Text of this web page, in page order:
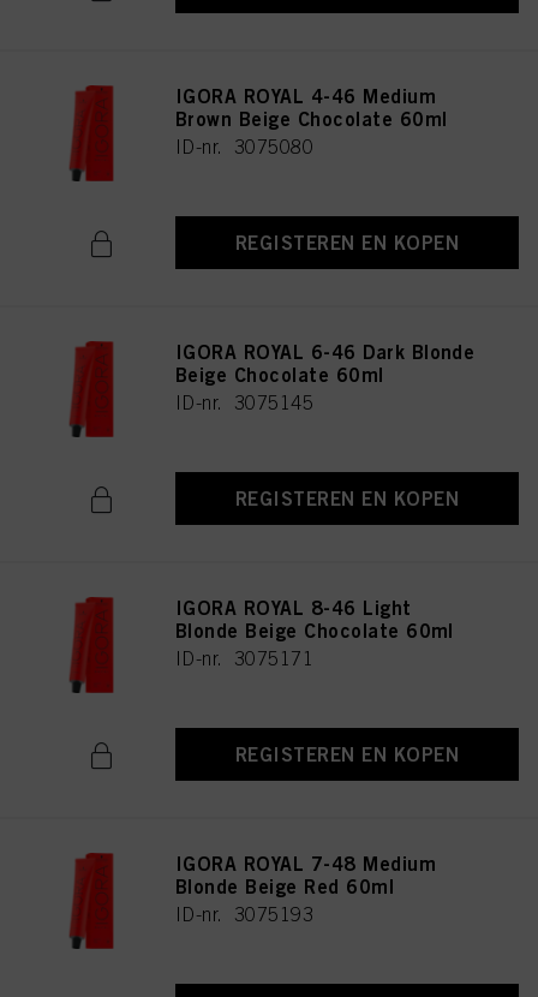
IGORA ROYAL 4-46 Medium
Brown Beige Chocolate 60ml
ID-nr. 3075080
REGISTEREN EN KOPEN
IGORA ROYAL 6-46 Dark Blonde
Beige Chocolate 60ml
ID-nr. 3075145
REGISTEREN EN KOPEN
IGORA ROYAL 8-46 Light
Blonde Beige Chocolate 60ml
ID-nr. 3075171
REGISTEREN EN KOPEN
IGORA ROYAL 7-48 Medium
Blonde Beige Red 60ml
ID-nr. 3075193